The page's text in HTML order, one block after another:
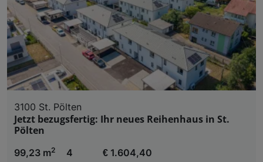
3100 St. Pölten
Jetzt bezugsfertig: Ihr neues Reihenhaus in St.
Pölten
99,23 m2
4 € 1.604,40